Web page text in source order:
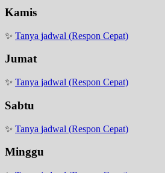
Kamis
✨ Tanya jadwal (Respon Cepat)
Jumat
✨ Tanya jadwal (Respon Cepat)
Sabtu
✨ Tanya jadwal (Respon Cepat)
Minggu